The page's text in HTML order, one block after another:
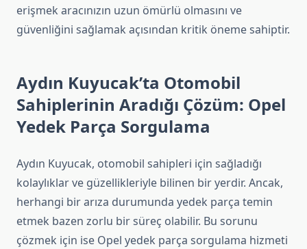
erişmek aracınızın uzun ömürlü olmasını ve
güvenliğini sağlamak açısından kritik öneme sahiptir.
Aydın Kuyucak’ta Otomobil
Sahiplerinin Aradığı Çözüm: Opel
Yedek Parça Sorgulama
Aydın Kuyucak, otomobil sahipleri için sağladığı
kolaylıklar ve güzellikleriyle bilinen bir yerdir. Ancak,
herhangi bir arıza durumunda yedek parça temin
etmek bazen zorlu bir süreç olabilir. Bu sorunu
çözmek için ise Opel yedek parça sorgulama hizmeti